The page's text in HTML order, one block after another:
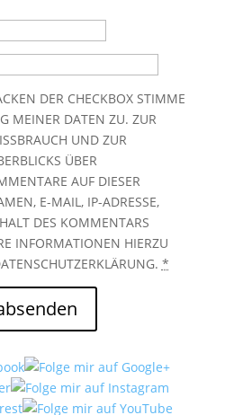
DER CHECKBOX STIMME
MEINER DATEN ZU. ZUR
UND ZUR
ÜBER
AUF DIESER
E-MAIL, IP-ADRESSE,
DES KOMMENTARS
INFORMATIONEN HIERZU
*